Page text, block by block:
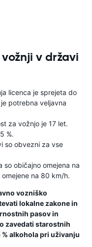
v državi
licenca je sprejeta do
potrebna veljavna
za vožnjo je 17 let.
%.
so obvezni za vse
so običajno omejena na
na 80 km/h.
vozniško
lokalne zakone in
pasov in
zavedati starostnih
alkohola pri uživanju